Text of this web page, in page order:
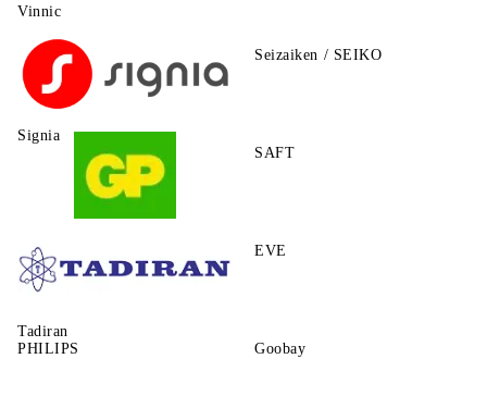
Vinnic
Signia
Seizaiken / SEIKO
SAFT
Tadiran
EVE
PHILIPS Goobay